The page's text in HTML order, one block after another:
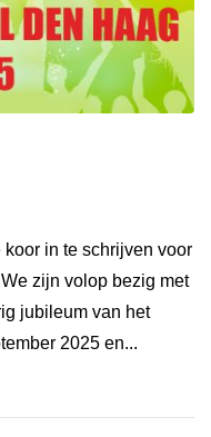
in te schrijven voor
zijn volop bezig met
jubileum van het
2025 en...